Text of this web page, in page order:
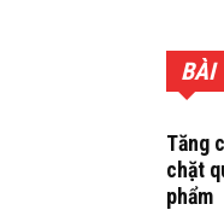
BÀI
Tăng
chặt
phẩm